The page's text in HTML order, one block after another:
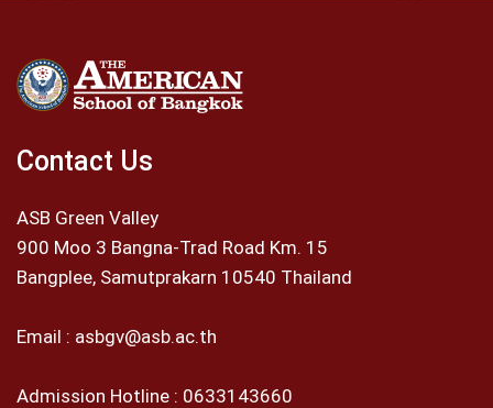
Contact Us
ASB Green Valley
900 Moo 3 Bangna-Trad Road Km. 15
Bangplee, Samutprakarn 10540 Thailand
Email : asbgv@asb.ac.th
Admission Hotline : 0633143660